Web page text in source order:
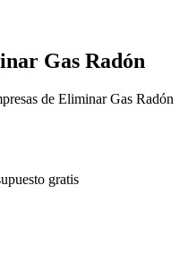
Gas Radón
de Eliminar Gas Radón
gratis